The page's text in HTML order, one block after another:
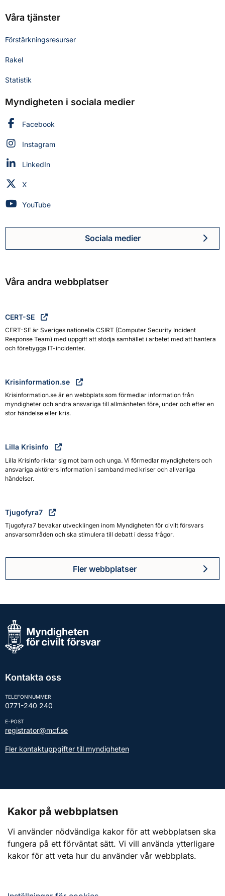
Våra tjänster
Förstärkningsresurser
Rakel
Statistik
Myndigheten i sociala medier
Myndigheten för civilt försvar på
Facebook
Myndigheten för civilt försvar på
Instagram
Myndigheten för civilt försvar på
LinkedIn
Myndigheten för civilt försvar på
X
Myndigheten för civilt försvar på
YouTube
Myndigheten för civilt
Sociala medier
Våra andra webbplatser
CERT-SE
CERT-SE är Sveriges nationella CSIRT (Computer Security Incident
Response Team) med uppgift att stödja samhället i arbetet med att hantera
och förebygga IT-incidenter.
Krisinformation.se
Krisinformation.se är en webbplats som förmedlar information från
myndigheter och andra ansvariga till allmänheten före, under och efter en
stor händelse eller kris.
Lilla Krisinfo
Lilla Krisinfo riktar sig mot barn och unga. Vi förmedlar myndigheters och
ansvariga aktörers information i samband med kriser och allvarliga
händelser.
Tjugofyra7
Tjugofyra7 bevakar utvecklingen inom Myndigheten för civilt försvars
ansvarsområden och ska stimulera till debatt i dessa frågor.
Fler webbplatser
Kontakta oss
TELEFONNUMMER
0771-240 240
E-POST
registrator@mcf.se
Fler kontaktuppgifter till myndigheten
Webbplatsen
Om webbplatsen
Kakor på webbplatsen
Vi använder nödvändiga kakor för att webbplatsen ska
fungera på ett förväntat sätt. Vi vill använda ytterligare
kakor för att veta hur du använder vår webbplats.